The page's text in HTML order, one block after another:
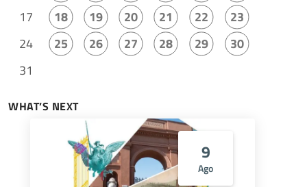
17
18 19 20 21 22
23
24
25 26 27 28 29
30
31
WHAT’S NEXT
9
Ago